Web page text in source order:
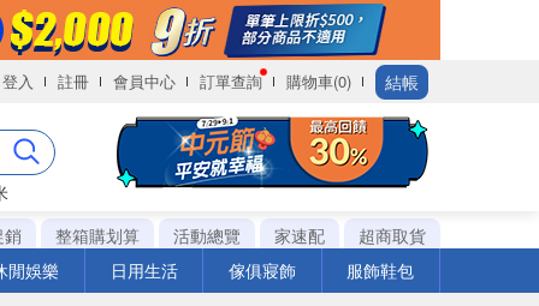
登入 註冊 會員中心 訂單查詢 購物車(0) 結帳
銷
整箱購划算 活動總覽 家速配
超商取貨
閒娛樂
日用生活 傢俱寢飾 服飾鞋包